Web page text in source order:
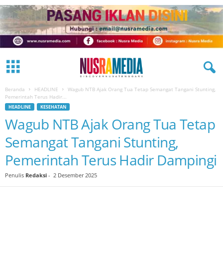
Beranda HEADLINE
Wagub NTB Ajak Orang Tua Tetap Semangat Tangani Stunting,
Pemerintah Terus Hadir...
HEADLINE KESEHATAN
Wagub NTB Ajak Orang Tua Tetap
Semangat Tangani Stunting,
Pemerintah Terus Hadir Dampingi
Penulis Redaksi - 2 Desember 2025